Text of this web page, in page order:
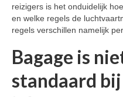
reizigers is het onduidelijk
en welke regels de
regels verschillen namelijk
Bagage is
standaard